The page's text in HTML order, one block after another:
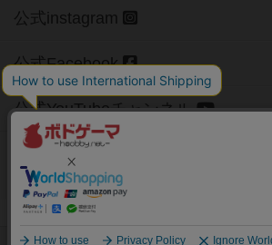
公式instagram
公式Facebook
公式YouTubeチャンネル